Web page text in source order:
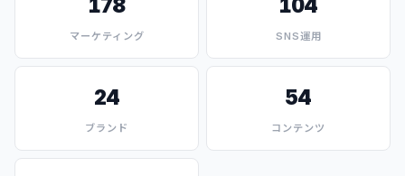
178
マーケティング
104
SNS運用
24
ブランド
54
コンテンツ